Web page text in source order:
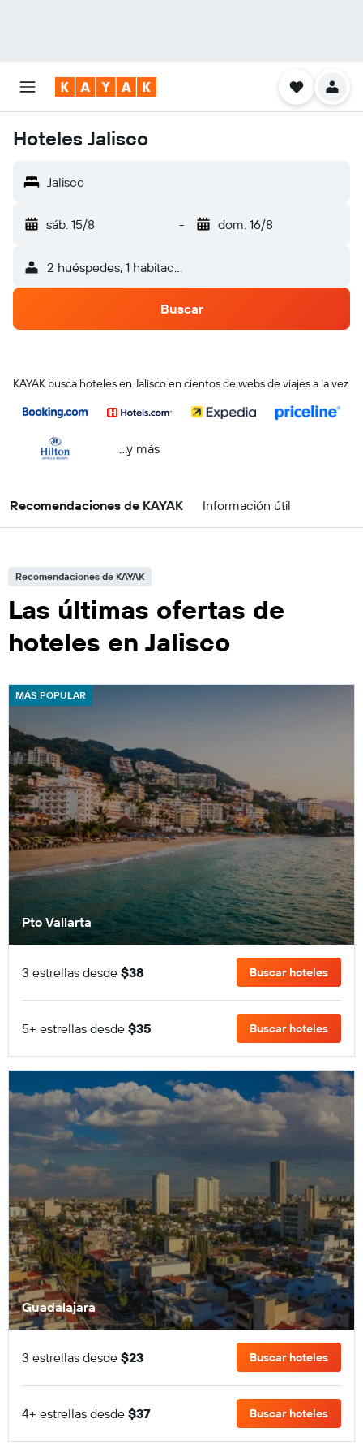
Hoteles Jalisco
Jalisco
sáb. 15/8 - dom. 16/8
2 huéspedes, 1 habitación
Buscar
KAYAK busca hoteles en Jalisco en cientos de webs de viajes a la vez
...y más
Recomendaciones de KAYAK Información útil
Recomendaciones de KAYAK
Las últimas ofertas de
hoteles en Jalisco
MÁS POPULAR
Pto Vallarta
3 estrellas desde $38 Buscar hoteles
5+ estrellas desde $35 Buscar hoteles
Guadalajara
3 estrellas desde $23 Buscar hoteles
4+ estrellas desde $37 Buscar hoteles